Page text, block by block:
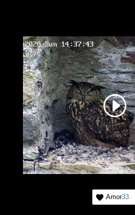
Amor33